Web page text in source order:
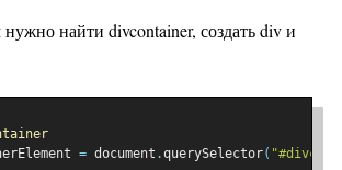
найти divcontainer, создать div и
= document .querySelector(